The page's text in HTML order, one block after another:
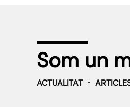
Som un
ACTUALITAT